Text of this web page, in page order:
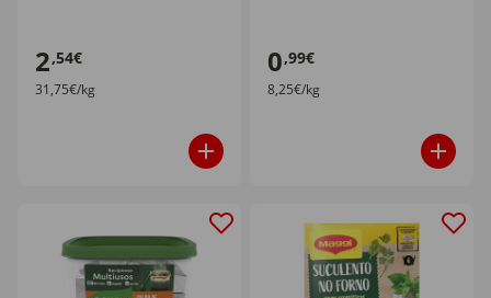
2,54€
31,75€/kg
0,99€
8,25€/kg